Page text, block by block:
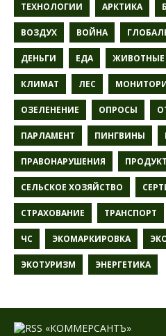
ТЕХНОЛОГИИ АРКТИКА
ВОЗДУХ ВОЙНА
ДЕНЬГИ ЕДА ЖИВОТНЫЕ
КЛИМАТ ЛЕС
ОЗЕЛЕНЕНИЕ ОПРОСЫ
ПАРЛАМЕНТ ПИНГВИНЫ
ПРАВОНАРУШЕНИЯ
СЕЛЬСКОЕ ХОЗЯЙСТВО
СТРАХОВАНИЕ ТРАНСПОРТ
ЧС ЭКОМАРКИРОВКА
ЭКОТУРИЗМ ЭНЕРГЕТИКА
«КОММЕРСАНТЪ»